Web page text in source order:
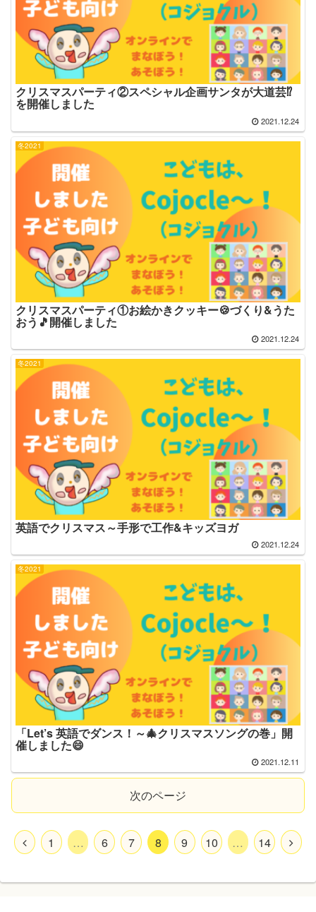
クリスマスパーティ②スペシャル企画サンタが大道芸⁉
を開催しました
2021.12.24
冬2021
クリスマスパーティ①お絵かきクッキー🍪づくり&うた
おう🎵開催しました
2021.12.24
冬2021
英語でクリスマス～手形で工作&キッズヨガ
2021.12.24
冬2021
「Let’s 英語でダンス！～🎄クリスマスソングの巻」開
催しました😄
2021.12.11
次のページ
1 … 6 7 8 9 10 … 14